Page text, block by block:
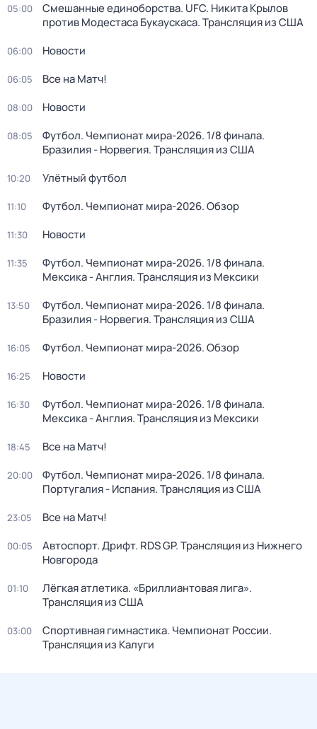
05:00
Смешанные единоборства. UFC. Никита Крылов
против Модестаса Букаускаса. Трансляция из США
06:00 Новости
06:05 Все на Матч!
08:00 Новости
08:05
Футбол. Чемпионат мира-2026. 1/8 финала.
Бразилия - Норвегия. Трансляция из США
10:20 Улётный футбол
11:10 Футбол. Чемпионат мира-2026. Обзор
11:30 Новости
11:35
Футбол. Чемпионат мира-2026. 1/8 финала.
Мексика - Англия. Трансляция из Мексики
13:50
Футбол. Чемпионат мира-2026. 1/8 финала.
Бразилия - Норвегия. Трансляция из США
16:05 Футбол. Чемпионат мира-2026. Обзор
16:25 Новости
16:30
Футбол. Чемпионат мира-2026. 1/8 финала.
Мексика - Англия. Трансляция из Мексики
18:45 Все на Матч!
20:00
Футбол. Чемпионат мира-2026. 1/8 финала.
Португалия - Испания. Трансляция из США
23:05 Все на Матч!
00:05
Автоспорт. Дрифт. RDS GP. Трансляция из Нижнего
Новгорода
01:10
Лёгкая атлетика. «Бриллиантовая лига».
Трансляция из США
03:00
Спортивная гимнастика. Чемпионат России.
Трансляция из Калуги